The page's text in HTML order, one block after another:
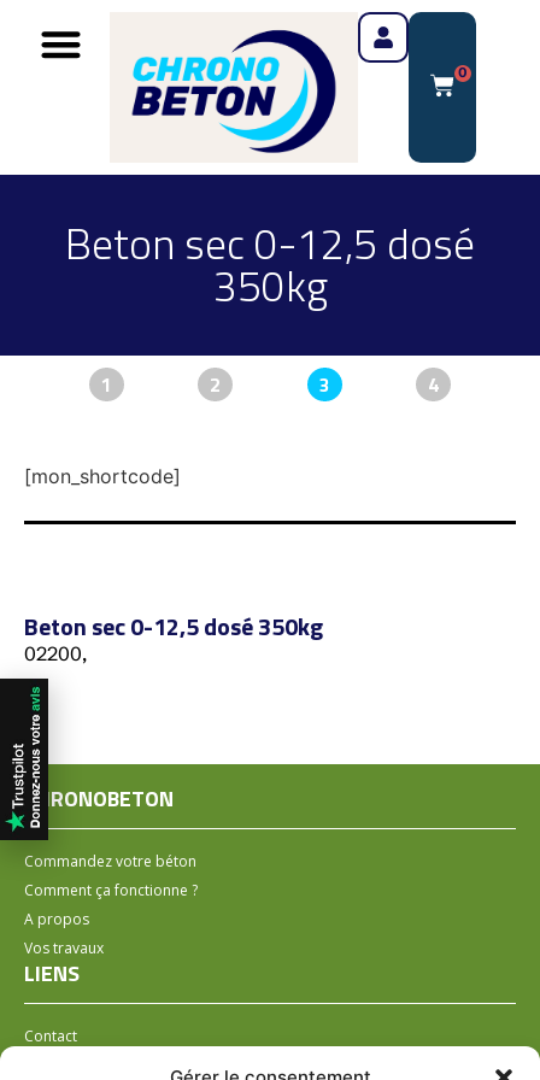
0
Beton sec 0-12,5 dosé
350kg
1 2 3 4
[mon_shortcode]
Beton sec 0-12,5 dosé 350kg
02200,
CHRONOBETON
Commandez votre béton
Comment ça fonctionne ?
A propos
Vos travaux
LIENS
Contact